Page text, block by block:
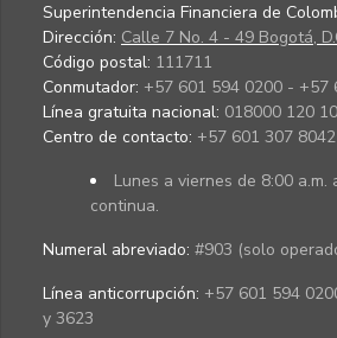
Superintendencia Financiera de
Dirección: Calle 7 No. 4 - 49 Bogotá,
Código postal: 111711
Conmutador: +57 601 594 0200 - +57
Línea gratuita nacional: 018000 120
Centro de contacto: +57 601 307 8042
Lunes a viernes de 8:00 a.m.
continua.
Numeral abreviado: #903 (solo
Línea anticorrupción: +57 601 594
y 3623